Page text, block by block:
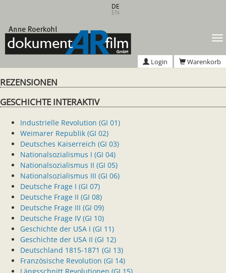
springen
DE
EN
Login Warenkorb
REZENSIONEN
GESCHICHTE INTERAKTIV
Industrielle Revolution (GI 01)
Weimarer Republik (GI 02)
Deutsches Kaiserreich (GI 03)
Nationalsozialismus I (GI 04)
Nationalsozialismus II (GI 05)
Nationalsozialismus III (GI 06)
Deutsche Frage I (GI 07)
Deutsche Frage II (GI 08)
Deutsche Frage III (GI 09)
Deutsche Frage IV (GI 10)
Geschichte der USA I (GI 11)
Geschichte der USA II (GI 12)
Deutschland 1815-1871 (GI 13)
Französische Revolution (GI 14)